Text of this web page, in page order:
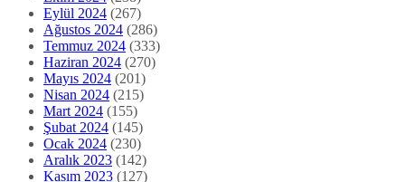
Eylül 2024 (267)
Ağustos 2024 (286)
Temmuz 2024 (333)
Haziran 2024 (270)
Mayıs 2024 (201)
Nisan 2024 (215)
Mart 2024 (155)
Şubat 2024 (145)
Ocak 2024 (230)
Aralık 2023 (142)
Kasım 2023 (127)